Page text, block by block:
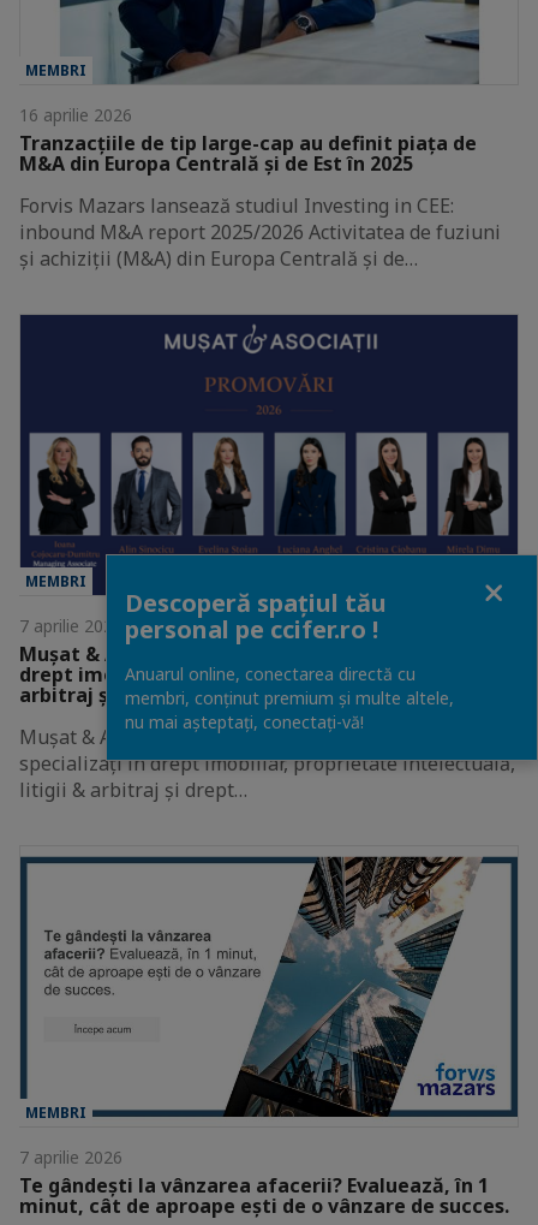
MEMBRI
16 aprilie 2026
Tranzacțiile de tip large-cap au definit piața de
M&A din Europa Centrală și de Est în 2025
Forvis Mazars lansează studiul Investing in CEE:
inbound M&A report 2025/2026 Activitatea de fuziuni
și achiziții (M&A) din Europa Centrală și de…
MEMBRI
7 aprilie 2026
Mușat & Asociații promovează șase avocați în ariile
drept imobiliar, proprietate intelectuală, litigii &
arbitraj și drept penal
Mușat & Asociații anunță promovarea a șase avocați
specializați în drept imobiliar, proprietate intelectuală,
litigii & arbitraj și drept…
MEMBRI
7 aprilie 2026
Te gândești la vânzarea afacerii? Evaluează, în 1
minut, cât de aproape ești de o vânzare de succes.
Descoperă spațiul tău
personal pe ccifer.ro !
Anuarul online, conectarea directă cu
membri, conținut premium și multe altele,
nu mai așteptați, conectaţi-vă!